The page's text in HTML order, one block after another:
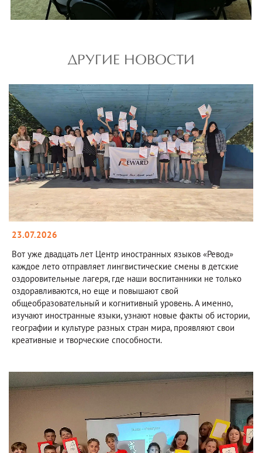
ДРУГИЕ НОВОСТИ
23.07.2026
Вот уже двадцать лет Центр иностранных языков «Ревод»
каждое лето отправляет лингвистические смены в детские
оздоровительные лагеря, где наши воспитанники не только
оздоравливаются, но еще и повышают свой
общеобразовательный и когнитивный уровень. А именно,
изучают иностранные языки, узнают новые факты об истории,
географии и культуре разных стран мира, проявляют свои
креативные и творческие способности.